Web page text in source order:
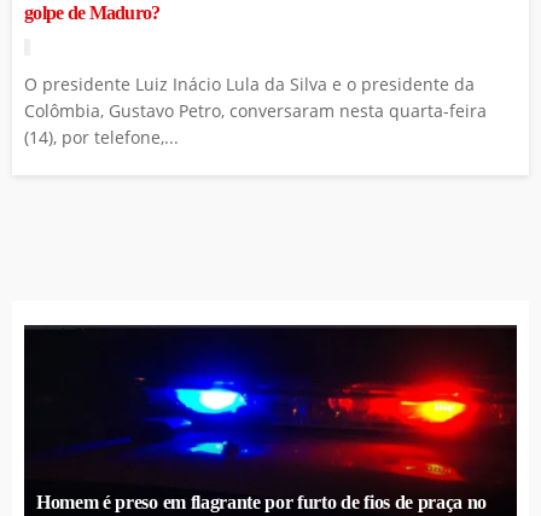
golpe de Maduro?
O presidente Luiz Inácio Lula da Silva e o presidente da
Colômbia, Gustavo Petro, conversaram nesta quarta-feira
(14), por telefone,...
Homem é preso em flagrante por furto de fios de praça no